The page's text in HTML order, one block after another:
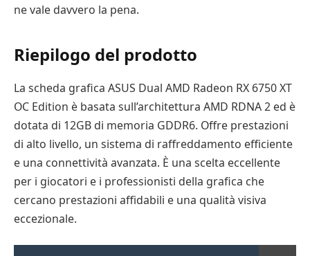
ne vale davvero la pena.
Riepilogo del prodotto
La scheda grafica ASUS Dual AMD Radeon RX 6750 XT
OC Edition è basata sull’architettura AMD RDNA 2 ed è
dotata di 12GB di memoria GDDR6. Offre prestazioni
di alto livello, un sistema di raffreddamento efficiente
e una connettività avanzata. È una scelta eccellente
per i giocatori e i professionisti della grafica che
cercano prestazioni affidabili e una qualità visiva
eccezionale.